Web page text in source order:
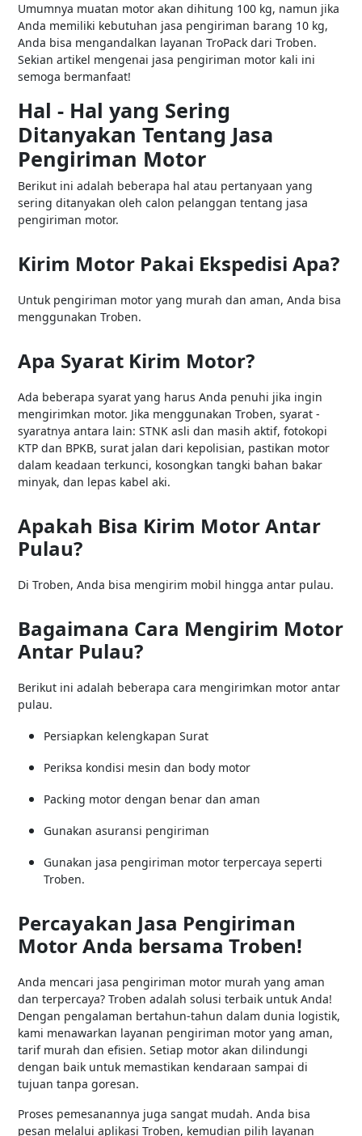
Umumnya muatan motor akan dihitung 100 kg, namun jika
Anda memiliki kebutuhan jasa pengiriman barang 10 kg,
Anda bisa mengandalkan layanan TroPack dari Troben.
Sekian artikel mengenai jasa pengiriman motor kali ini
semoga bermanfaat!
Hal - Hal yang Sering
Ditanyakan Tentang Jasa
Pengiriman Motor
Berikut ini adalah beberapa hal atau pertanyaan yang
sering ditanyakan oleh calon pelanggan tentang jasa
pengiriman motor.
Kirim Motor Pakai Ekspedisi Apa?
Untuk pengiriman motor yang murah dan aman, Anda bisa
menggunakan Troben.
Apa Syarat Kirim Motor?
Ada beberapa syarat yang harus Anda penuhi jika ingin
mengirimkan motor. Jika menggunakan Troben, syarat -
syaratnya antara lain: STNK asli dan masih aktif, fotokopi
KTP dan BPKB, surat jalan dari kepolisian, pastikan motor
dalam keadaan terkunci, kosongkan tangki bahan bakar
minyak, dan lepas kabel aki.
Apakah Bisa Kirim Motor Antar
Pulau?
Di Troben, Anda bisa mengirim mobil hingga antar pulau.
Bagaimana Cara Mengirim Motor
Antar Pulau?
Berikut ini adalah beberapa cara mengirimkan motor antar
pulau.
Persiapkan kelengkapan Surat
Periksa kondisi mesin dan body motor
Packing motor dengan benar dan aman
Gunakan asuransi pengiriman
Gunakan jasa pengiriman motor terpercaya seperti
Troben.
Percayakan Jasa Pengiriman
Motor Anda bersama Troben!
Anda mencari jasa pengiriman motor murah yang aman
dan terpercaya? Troben adalah solusi terbaik untuk Anda!
Dengan pengalaman bertahun-tahun dalam dunia logistik,
kami menawarkan layanan pengiriman motor yang aman,
tarif murah dan efisien. Setiap motor akan dilindungi
dengan baik untuk memastikan kendaraan sampai di
tujuan tanpa goresan.
Proses pemesanannya juga sangat mudah. Anda bisa
pesan melalui aplikasi Troben, kemudian pilih layanan